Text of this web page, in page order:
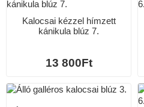
Kalocsai kézzel hímzett
kánikula blúz 7.
13 800Ft